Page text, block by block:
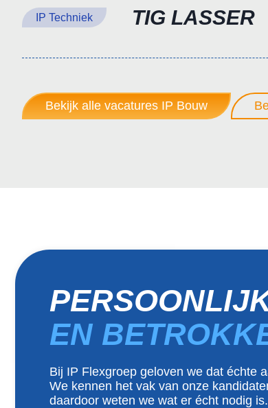
IP Techniek TIG LASSER
Bekijk alle vacatures IP Bouw
EN
Bij IP Flexgroep geloven we dat échte
We kennen het vak van onze
daardoor weten we wat er écht nodig is.